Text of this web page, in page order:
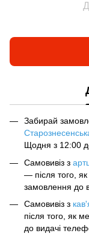
Забирай
Щодня з 12:00
Самовивіз з
— після того, як
замовлення до
Самовивіз з
після того, як
до видачі